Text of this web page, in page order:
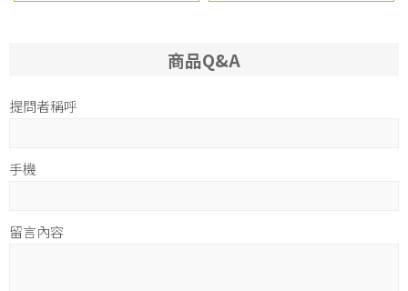
商品Q&A
提問者稱呼
手機
留言內容